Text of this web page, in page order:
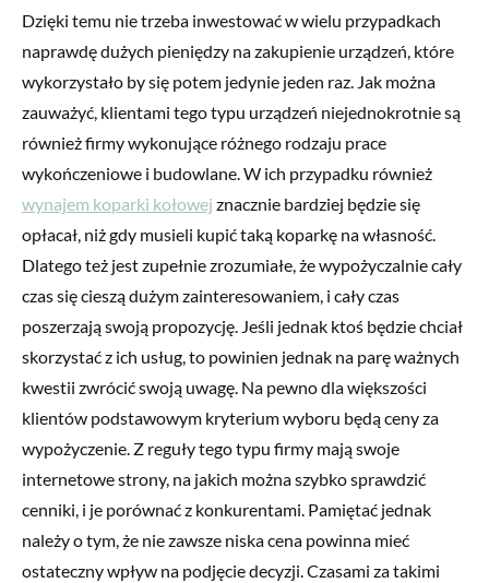
Dzięki temu nie trzeba inwestować w wielu przypadkach
naprawdę dużych pieniędzy na zakupienie urządzeń, które
wykorzystało by się potem jedynie jeden raz. Jak można
zauważyć, klientami tego typu urządzeń niejednokrotnie są
również firmy wykonujące różnego rodzaju prace
wykończeniowe i budowlane. W ich przypadku również
wynajem koparki kołowej znacznie bardziej będzie się
opłacał, niż gdy musieli kupić taką koparkę na własność.
Dlatego też jest zupełnie zrozumiałe, że wypożyczalnie cały
czas się cieszą dużym zainteresowaniem, i cały czas
poszerzają swoją propozycję. Jeśli jednak ktoś będzie chciał
skorzystać z ich usług, to powinien jednak na parę ważnych
kwestii zwrócić swoją uwagę. Na pewno dla większości
klientów podstawowym kryterium wyboru będą ceny za
wypożyczenie. Z reguły tego typu firmy mają swoje
internetowe strony, na jakich można szybko sprawdzić
cenniki, i je porównać z konkurentami. Pamiętać jednak
należy o tym, że nie zawsze niska cena powinna mieć
ostateczny wpływ na podjęcie decyzji. Czasami za takimi